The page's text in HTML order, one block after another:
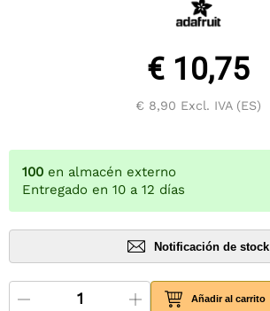
€ 10,75
€ 8,90 Excl. IVA (ES)
100 en almacén externo
Entregado en 10 a 12 días
Notificación de stock
Añadir al carrito